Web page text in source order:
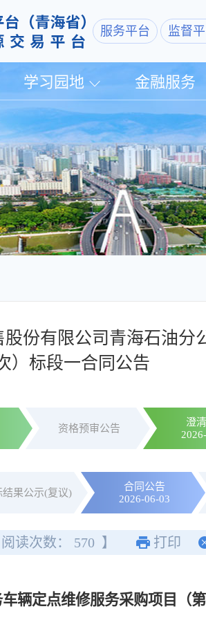
服务平台 监督
学习园地 金融服务
股份有限公司青海石油分
）标段一合同公告
资格预审公告
澄
结果公示(复议)
合同公告
2026-06-03
阅读次数： 570 】 打印
辆定点维修服务采购项目（